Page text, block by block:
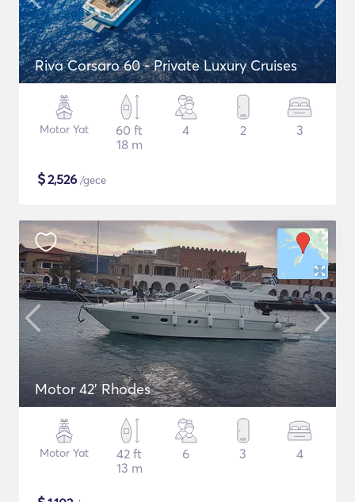
Riva Corsaro 60 - Private Luxury Cruises
Motor Yat
60 ft
18 m
4 2 3
$2,526 /gece
Motor 42' Rhodes
Motor Yat
42 ft
13 m
6 3 4